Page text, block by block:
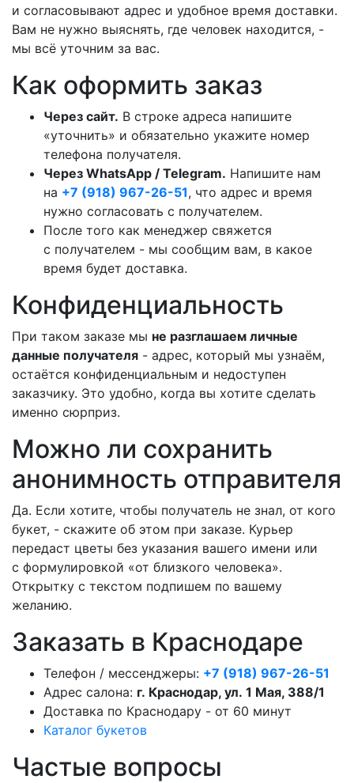
и согласовывают адрес и удобное время доставки.
Вам не нужно выяснять, где человек находится, -
мы всё уточним за вас.
Как оформить заказ
Через сайт. В строке адреса напишите
«уточнить» и обязательно укажите номер
телефона получателя.
Через WhatsApp / Telegram. Напишите нам
на +7 (918) 967-26-51, что адрес и время
нужно согласовать с получателем.
После того как менеджер свяжется
с получателем - мы сообщим вам, в какое
время будет доставка.
Конфиденциальность
При таком заказе мы не разглашаем личные
данные получателя - адрес, который мы узнаём,
остаётся конфиденциальным и недоступен
заказчику. Это удобно, когда вы хотите сделать
именно сюрприз.
Можно ли сохранить
анонимность отправителя
Да. Если хотите, чтобы получатель не знал, от кого
букет, - скажите об этом при заказе. Курьер
передаст цветы без указания вашего имени или
с формулировкой «от близкого человека».
Открытку с текстом подпишем по вашему
желанию.
Заказать в Краснодаре
Телефон / мессенджеры: +7 (918) 967-26-51
Адрес салона: г. Краснодар, ул. 1 Мая, 388/1
Доставка по Краснодару - от 60 минут
Каталог букетов
Частые вопросы